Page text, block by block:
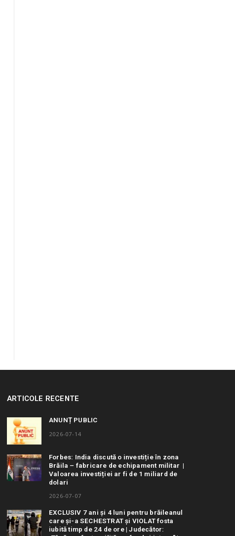
ARTICOLE RECENTE
ANUNȚ PUBLIC
2026-07-14
Forbes: India discută o investiție în zona
Brăila – fabricare de echipament militar |
Valoarea investiției ar fi de 1 miliard de
dolari
2026-07-07
EXCLUSIV 7 ani și 4 luni pentru brăileanul
care și-a SECHESTRAT și VIOLAT fosta
iubită timp de 24 de ore | Judecător: